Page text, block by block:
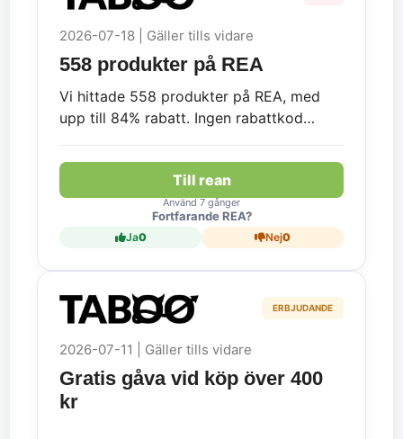
2026-07-18 | Gäller tills vidare
558 produkter på REA
Vi hittade 558 produkter på REA, med
upp till 84% rabatt. Ingen rabattkod
Till rean
Använd 7 gånger
Fortfarande REA?
Ja0 Nej0
ERBJUDANDE
2026-07-11 | Gäller tills vidare
Gratis gåva vid köp över 400
kr